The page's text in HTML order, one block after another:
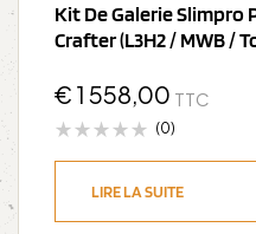
Kit De Galerie Slimpro
Crafter (L3H2 / MWB /
€ 1 558,00 TTC
(0)
LIRE LA SUITE